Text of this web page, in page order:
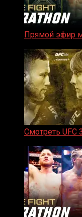
Прямой эфир
Смотреть UFC